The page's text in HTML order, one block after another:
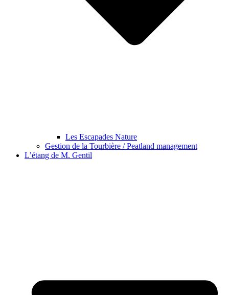
Les Escapades Nature
Gestion de la Tourbière / Peatland management
L’étang de M. Gentil